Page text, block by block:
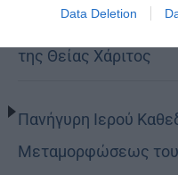
Data Deletion
Κορίνθου Παύλος: Να
της Θείας Χάριτος
Πανήγυρη Ιερού
Μεταμορφώσεως